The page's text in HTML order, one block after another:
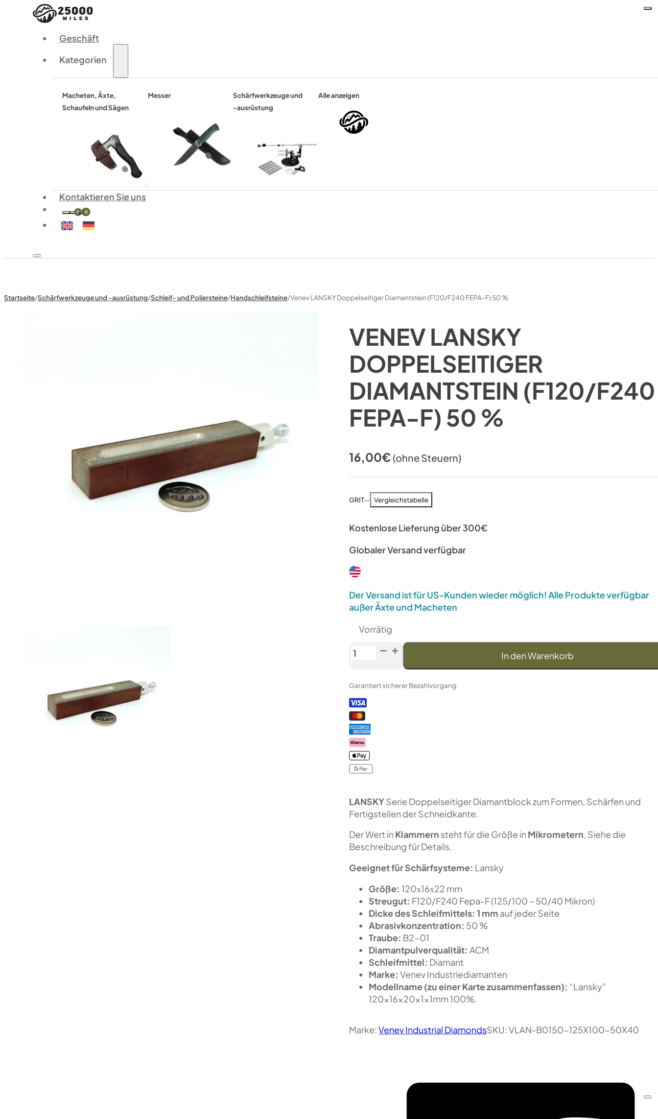
Geschäft
Kategorien
Macheten, Äxte,
Schaufeln und Sägen
Messer
Schärfwerkzeuge und
-ausrüstung
Alle anzeigen
Kontaktieren Sie uns
0 0
Startseite/Schärfwerkzeuge und -ausrüstung/Schleif- und Poliersteine/Handschleifsteine/Venev LANSKY Doppelseitiger Diamantstein (F120/F240 FEPA-F) 50 %
VENEV LANSKY
DOPPELSEITIGER
DIAMANTSTEIN (F120/F240
FEPA-F) 50 %
16,00€ (ohne Steuern)
GRIT— Vergleichstabelle
Kostenlose Lieferung über 300€
Globaler Versand verfügbar
Der Versand ist für US-Kunden wieder möglich! Alle Produkte verfügbar
außer Äxte und Macheten
Vorrätig
Venev
Diamantstein
(F120/F240
FEPA-
F)
50
%
Menge
In den Warenkorb
Garantiert sicherer Bezahlvorgang:
LANSKYSerie Doppelseitiger Diamantblock zum Formen, Schärfen und
Fertigstellen der Schneidkante.
Der Wert in Klammern steht für die Größe in Mikrometern. Siehe die
Beschreibung für Details.
Geeignet für Schärfsysteme: Lansky
Größe: 120х16х22 mm
Streugut: F120/F240 Fepa-F (125/100 – 50/40 Mikron)
Dicke des Schleifmittels:1 mm auf jeder Seite
Abrasivkonzentration: 50 %
Traube: B2-01
Diamantpulverqualität: ACM
Schleifmittel: Diamant
Marke: Venev Industriediamanten
Modellname (zu einer Karte zusammenfassen): “Lansky”
120x16x20x1x1mm 100%.
Marke:Venev Industrial DiamondsSKU:VLAN-B0150-125X100-50X40